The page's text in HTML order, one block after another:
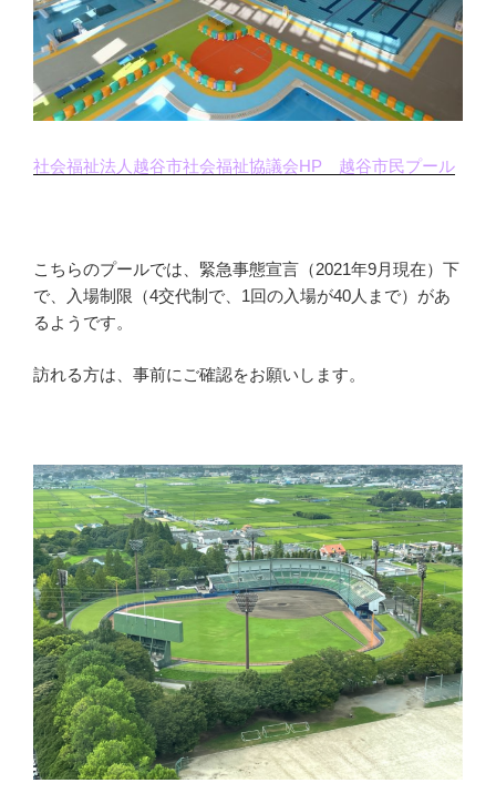
社会福祉法人越谷市社会福祉協議会HP 越谷市民プール
こちらのプールでは、緊急事態宣言（2021年9月現在）下
で、入場制限（4交代制で、1回の入場が40人まで）があ
るようです。
訪れる方は、事前にご確認をお願いします。